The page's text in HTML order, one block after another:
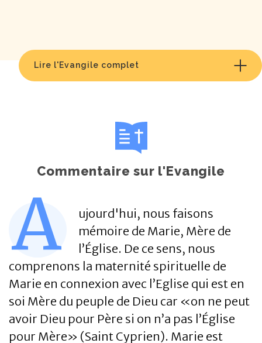
Lire l'Evangile complet
Commentaire sur l'Evangile
A
ujourd'hui, nous faisons
mémoire de Marie, Mère de
l’Église. De ce sens, nous
comprenons la maternité spirituelle de
Marie en connexion avec l’Eglise qui est en
soi Mère du peuple de Dieu car «on ne peut
avoir Dieu pour Père si on n’a pas l’Église
pour Mère» (Saint Cyprien). Marie est